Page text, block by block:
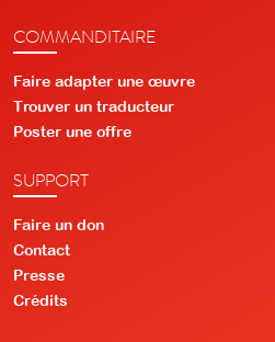
COMMANDITAIRE
Faire adapter une œuvre
Trouver un traducteur
Poster une offre
SUPPORT
Faire un don
Contact
Presse
Crédits